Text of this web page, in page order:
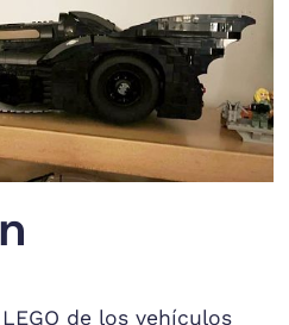
de los vehículos